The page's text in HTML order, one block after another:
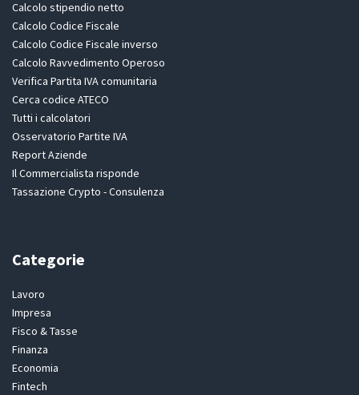
Calcolo stipendio netto
Calcolo Codice Fiscale
Calcolo Codice Fiscale inverso
Calcolo Ravvedimento Operoso
Verifica Partita IVA comunitaria
Cerca codice ATECO
Tutti i calcolatori
Osservatorio Partite IVA
Report Aziende
Il Commercialista risponde
Tassazione Crypto - Consulenza
Categorie
Lavoro
Impresa
Fisco & Tasse
Finanza
Economia
Fintech